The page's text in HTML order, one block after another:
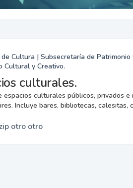
Cultura | Subsecretaría de
Cultural y Creativo.
culturales.
espacios culturales públicos, privados
Incluye bares, bibliotecas, calesitas,
otro otro